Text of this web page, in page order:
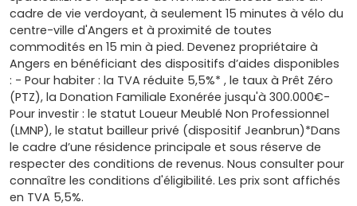
cadre de vie verdoyant, à seulement 15 minutes à vélo du
centre-ville d'Angers et à proximité de toutes
commodités en 15 min à pied. Devenez propriétaire à
Angers en bénéficiant des dispositifs d’aides disponibles
: - Pour habiter : la TVA réduite 5,5%* , le taux à Prêt Zéro
(PTZ), la Donation Familiale Exonérée jusqu'à 300.000€-
Pour investir : le statut Loueur Meublé Non Professionnel
(LMNP), le statut bailleur privé (dispositif Jeanbrun)*Dans
le cadre d’une résidence principale et sous réserve de
respecter des conditions de revenus. Nous consulter pour
connaître les conditions d'éligibilité. Les prix sont affichés
en TVA 5,5%.